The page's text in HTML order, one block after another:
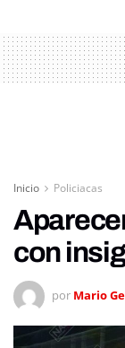
Inicio Policiacas
con
por Mario